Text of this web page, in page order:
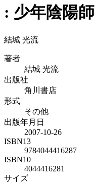
: 少年陰陽師
結城 光流
著者
結城 光流
出版社
角川書店
形式
その他
出版年月日
2007-10-26
ISBN13
9784044416287
ISBN10
4044416281
サイズ